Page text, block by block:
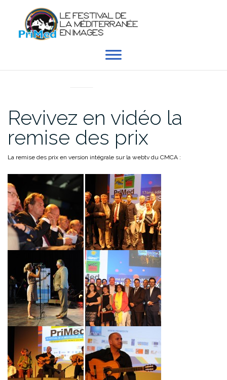
contenu
Revivez en vidéo la
remise des prix
La remise des prix en version intégrale sur la webtv du CMCA :